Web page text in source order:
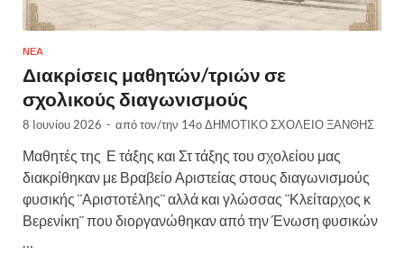
ΝΈΑ
Διακρίσεις μαθητών/τριών σε
σχολικούς διαγωνισμούς
8 Ιουνίου 2026 - από τον/την 14ο ΔΗΜΟΤΙΚΟ ΣΧΟΛΕΙΟ ΞΑΝΘΗΣ
Μαθητές της Ε τάξης και Στ τάξης του σχολείου μας
διακρίθηκαν με Βραβείο Αριστείας στους διαγωνισμούς
φυσικής ¨Αριστοτέλης¨ αλλά και γλώσσας ¨Κλείταρχος κ
Βερενίκη¨ που διοργανώθηκαν από την Ένωση φυσικών
…